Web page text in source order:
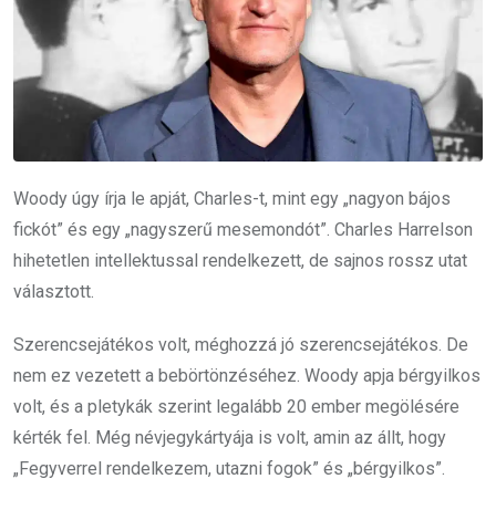
Woody úgy írja le apját, Charles-t, mint egy „nagyon bájos
fickót” és egy „nagyszerű mesemondót”. Charles Harrelson
hihetetlen intellektussal rendelkezett, de sajnos rossz utat
választott.
Szerencsejátékos volt, méghozzá jó szerencsejátékos. De
nem ez vezetett a bebörtönzéséhez. Woody apja bérgyilkos
volt, és a pletykák szerint legalább 20 ember megölésére
kérték fel. Még névjegykártyája is volt, amin az állt, hogy
„Fegyverrel rendelkezem, utazni fogok” és „bérgyilkos”.